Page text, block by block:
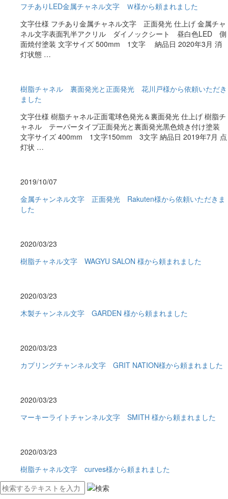
フチありLED金属チャネル文字 Ｗ様から頼まれました
文字仕様 フチあり金属チャネル文字 正面発光 仕上げ 金属チャ
ネル文字表面乳半アクリル ダイノックシート 昼白色LED 側
面焼付塗装 文字サイズ 500mm 1文字 納品日 2020年3月 消
灯状態 …
樹脂チャネル 裏面発光と正面発光 花川戸様から依頼いただき
ました
文字仕様 樹脂チャネル正面電球色発光＆裏面発光 仕上げ 樹脂チ
ャネル テーパータイプ正面発光と裏面発光黒色焼き付け塗装
文字サイズ 400mm 1文字150mm 3文字 納品日 2019年7月 点
灯状 …
2019/10/07
金属チャンネル文字 正面発光 Rakuten様から依頼いただきま
した
2020/03/23
樹脂チャネル文字 WAGYU SALON 様から頼まれました
2020/03/23
木製チャンネル文字 GARDEN 様から頼まれました
2020/03/23
カプリングチャンネル文字 GRIT NATION様から頼まれました
2020/03/23
マーキーライトチャンネル文字 SMITH 様から頼まれました
2020/03/23
樹脂チャネル文字 curves様から頼まれました